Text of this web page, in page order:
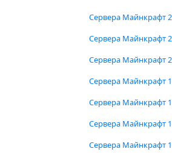
Сервера Майнкрафт
Сервера Майнкрафт
Сервера Майнкрафт
Сервера Майнкрафт
Сервера Майнкрафт
Сервера Майнкрафт
Сервера Майнкрафт